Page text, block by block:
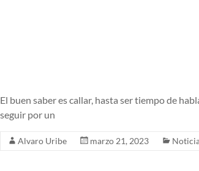
El buen saber es callar, hasta ser tiempo de
seguir por un
Alvaro Uribe marzo 21, 2023